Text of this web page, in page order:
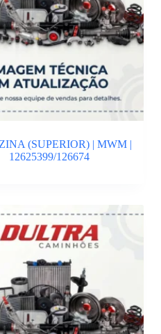
(SUPERIOR) | MWM |
12625399/126674